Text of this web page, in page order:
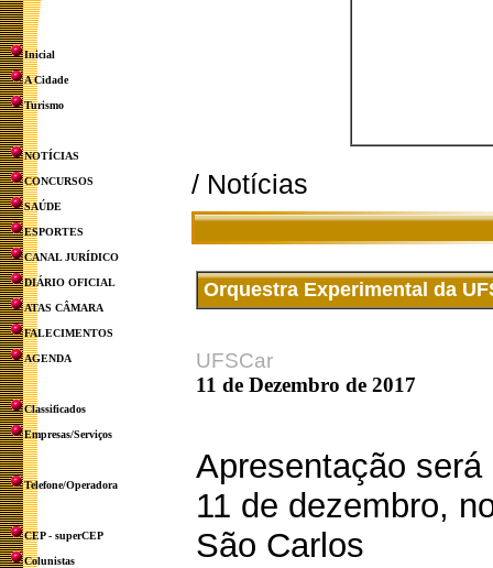
Inicial
A Cidade
Turismo
NOTÍCIAS
CONCURSOS
SAÚDE
ESPORTES
CANAL JURÍDICO
DIÁRIO OFICIAL
ATAS CÂMARA
FALECIMENTOS
AGENDA
Classificados
Empresas/Serviços
Telefone/Operadora
CEP - superCEP
Colunistas
/ Notícias
Orquestra Experimental da
UFSCar
11 de Dezembro de 2017
Apresentação
11 de dezembro,
São Carlos